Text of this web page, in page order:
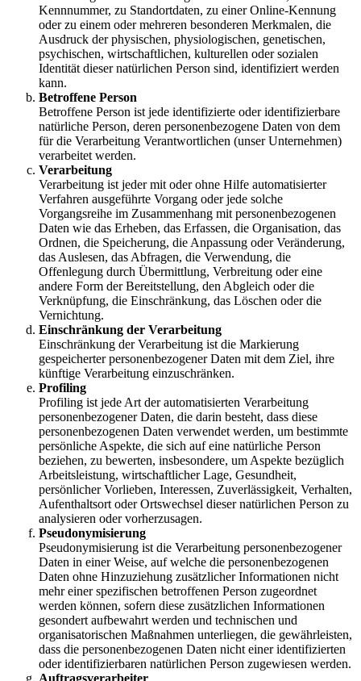
Kennnummer, zu Standortdaten, zu einer Online-Kennung
oder zu einem oder mehreren besonderen Merkmalen, die
Ausdruck der physischen, physiologischen, genetischen,
psychischen, wirtschaftlichen, kulturellen oder sozialen
Identität dieser natürlichen Person sind, identifiziert werden
kann.
Betroffene Person
Betroffene Person ist jede identifizierte oder identifizierbare
natürliche Person, deren personenbezogene Daten von dem
für die Verarbeitung Verantwortlichen (unser Unternehmen)
verarbeitet werden.
Verarbeitung
Verarbeitung ist jeder mit oder ohne Hilfe automatisierter
Verfahren ausgeführte Vorgang oder jede solche
Vorgangsreihe im Zusammenhang mit personenbezogenen
Daten wie das Erheben, das Erfassen, die Organisation, das
Ordnen, die Speicherung, die Anpassung oder Veränderung,
das Auslesen, das Abfragen, die Verwendung, die
Offenlegung durch Übermittlung, Verbreitung oder eine
andere Form der Bereitstellung, den Abgleich oder die
Verknüpfung, die Einschränkung, das Löschen oder die
Vernichtung.
Einschränkung der Verarbeitung
Einschränkung der Verarbeitung ist die Markierung
gespeicherter personenbezogener Daten mit dem Ziel, ihre
künftige Verarbeitung einzuschränken.
Profiling
Profiling ist jede Art der automatisierten Verarbeitung
personenbezogener Daten, die darin besteht, dass diese
personenbezogenen Daten verwendet werden, um bestimmte
persönliche Aspekte, die sich auf eine natürliche Person
beziehen, zu bewerten, insbesondere, um Aspekte bezüglich
Arbeitsleistung, wirtschaftlicher Lage, Gesundheit,
persönlicher Vorlieben, Interessen, Zuverlässigkeit, Verhalten,
Aufenthaltsort oder Ortswechsel dieser natürlichen Person zu
analysieren oder vorherzusagen.
Pseudonymisierung
Pseudonymisierung ist die Verarbeitung personenbezogener
Daten in einer Weise, auf welche die personenbezogenen
Daten ohne Hinzuziehung zusätzlicher Informationen nicht
mehr einer spezifischen betroffenen Person zugeordnet
werden können, sofern diese zusätzlichen Informationen
gesondert aufbewahrt werden und technischen und
organisatorischen Maßnahmen unterliegen, die gewährleisten,
dass die personenbezogenen Daten nicht einer identifizierten
oder identifizierbaren natürlichen Person zugewiesen werden.